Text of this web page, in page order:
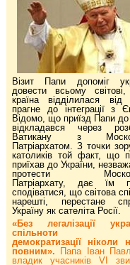
Візит Папи допоміг
довести всьому
країна відділилася від
прагне до інтеграції з
Відомо, що приїзд Папи до
відкладався через
Ватикану з
Патріархатом. З точки
католиків той факт, що
приїхав до України,
протести
Патріархату, дає їм
сподіватися, що світова
нарешті, перестане
Україну як сателіта Росії.
«Без легалізації
спільноти
демократизації ніколи
повним».
Папа Іван
владик учасників VI